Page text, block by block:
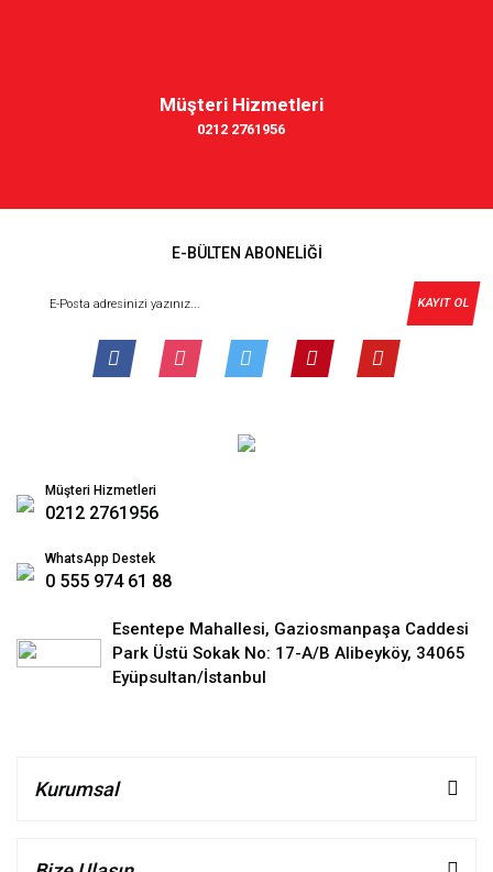
Müşteri Hizmetleri
0212 2761956
E-BÜLTEN ABONELİĞİ
KAYIT OL
Müşteri Hizmetleri
0212 2761956
WhatsApp Destek
0 555 974 61 88
Esentepe Mahallesi, Gaziosmanpaşa Caddesi
Park Üstü Sokak No: 17-A/B Alibeyköy, 34065
Eyüpsultan/İstanbul
Kurumsal